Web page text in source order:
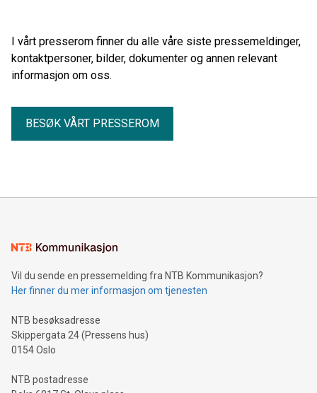
I vårt presserom finner du alle våre siste pressemeldinger,
kontaktpersoner, bilder, dokumenter og annen relevant
informasjon om oss.
BESØK VÅRT PRESSEROM
Vil du sende en pressemelding fra NTB Kommunikasjon?
Her finner du mer informasjon om tjenesten
NTB besøksadresse
Skippergata 24 (Pressens hus)
0154 Oslo
NTB postadresse